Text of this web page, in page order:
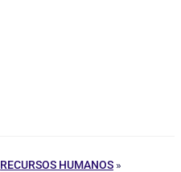
RECURSOS HUMANOS »